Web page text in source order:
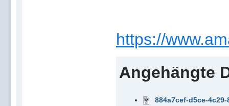
https://
Angehängte
884a7cef-d5ce-4c29-